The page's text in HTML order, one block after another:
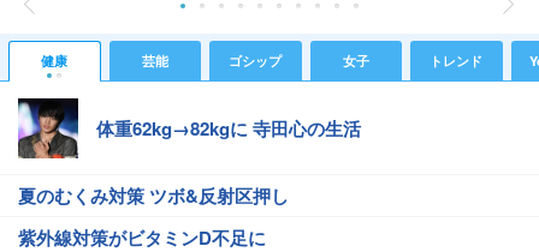
健康 芸能 ゴシップ 女子 トレンド
体重62kg→82kgに 寺田心の生活
夏のむくみ対策 ツボ&反射区押し
紫外線対策がビタミンD不足に